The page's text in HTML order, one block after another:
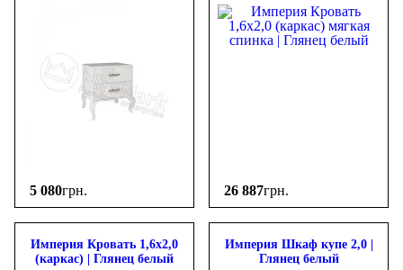
5 080грн. 26 887грн.
Империя Кровать 1,6х2,0
(каркас) | Глянец белый
Империя Шкаф купе 2,0 |
Глянец белый